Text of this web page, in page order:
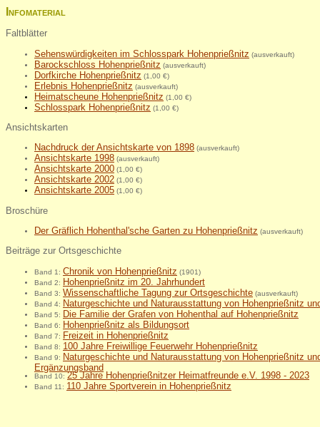
Infomaterial
Faltblätter
Sehenswürdigkeiten im Schlosspark Hohenprießnitz (ausverkauft)
Barockschloss Hohenprießnitz (ausverkauft)
Dorfkirche Hohenprießnitz (1,00 €)
Erlebnis Hohenprießnitz (ausverkauft)
Heimatscheune Hohenprießnitz (1,00 €)
Schlosspark Hohenprießnitz (1,00 €)
Ansichtskarten
Nachdruck der Ansichtskarte von 1898 (ausverkauft)
Ansichtskarte 1998 (ausverkauft)
Ansichtskarte 2000 (1,00 €)
Ansichtskarte 2002 (1,00 €)
Ansichtskarte 2005 (1,00 €)
Broschüre
Der Gräflich Hohenthal'sche Garten zu Hohenprießnitz (ausverkauft)
Beiträge zur Ortsgeschichte
Band 1: Chronik von Hohenprießnitz (1901)
Band 2: Hohenprießnitz im 20. Jahrhundert
Band 3: Wissenschaftliche Tagung zur Ortsgeschichte (ausverkauft)
Band 4: Naturgeschichte und Naturausstattung von Hohenprießnitz
Band 5: Die Familie der Grafen von Hohenthal auf Hohenprießnitz
Band 6: Hohenprießnitz als Bildungsort
Band 7: Freizeit in Hohenprießnitz
Band 8: 100 Jahre Freiwillige Feuerwehr Hohenprießnitz
Band 9: Naturgeschichte und Naturausstattung von Hohenprießnitz
Ergänzungsband
Band 10: 25 Jahre Hohenprießnitzer Heimatfreunde e.V. 1998 - 2023
Band 11: 110 Jahre Sportverein in Hohenprießnitz